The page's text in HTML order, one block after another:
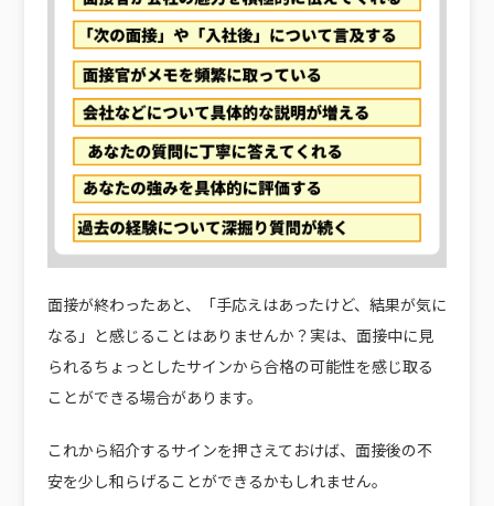
面接が終わったあと、「手応えはあったけど、結果が気に
なる」と感じることはありませんか？実は、面接中に見
られるちょっとしたサインから合格の可能性を感じ取る
ことができる場合があります。
これから紹介するサインを押さえておけば、面接後の不
安を少し和らげることができるかもしれません。